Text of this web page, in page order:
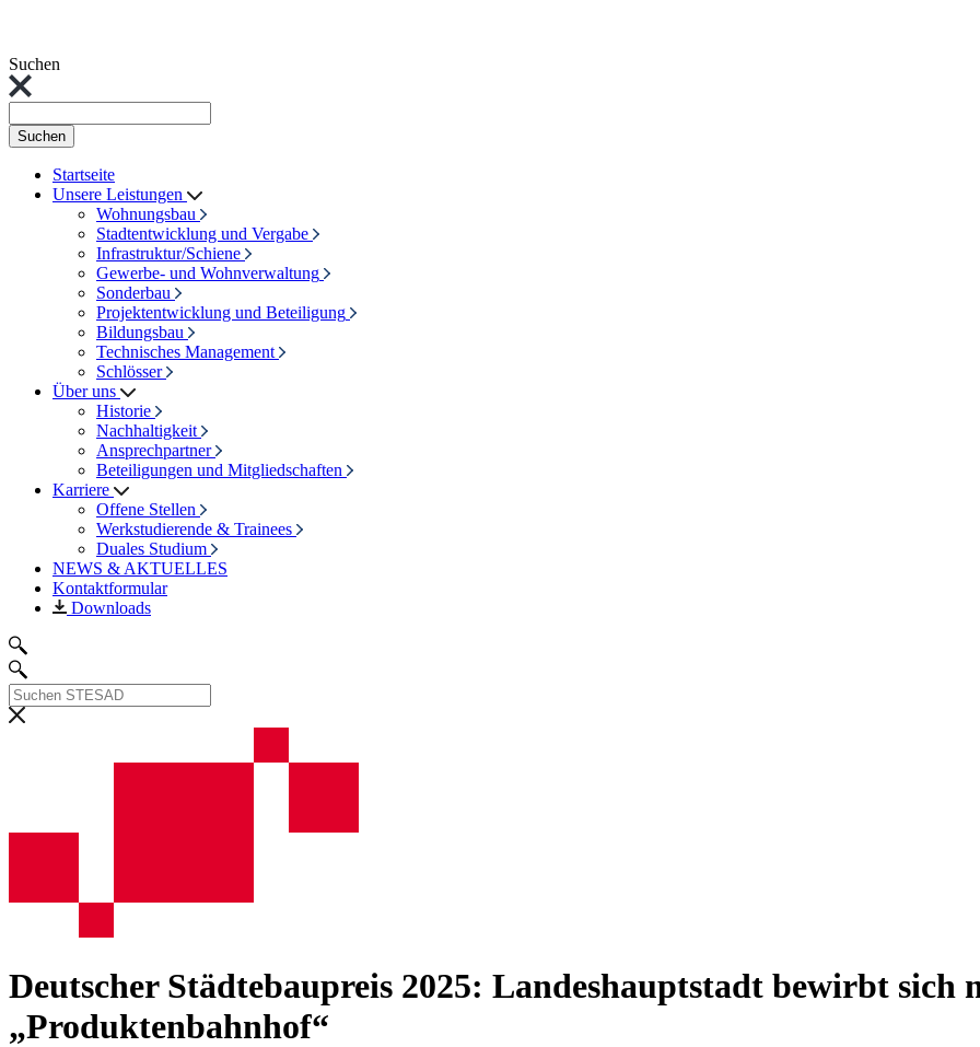
Suchen
Suchen
Startseite
Unsere Leistungen
Wohnungsbau
Stadtentwicklung und Vergabe
Infrastruktur/Schiene
Gewerbe- und Wohnverwaltung
Sonderbau
Projektentwicklung und Beteiligung
Bildungsbau
Technisches Management
Schlösser
Über uns
Historie
Nachhaltigkeit
Ansprechpartner
Beteiligungen und Mitgliedschaften
Karriere
Offene Stellen
Werkstudierende & Trainees
Duales Studium
NEWS & AKTUELLES
Kontaktformular
Downloads
Deutscher Städtebaupreis 2025: Landeshauptstadt bewirbt sich
„Produktenbahnhof“